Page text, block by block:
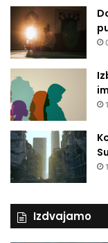
Izdvajamo